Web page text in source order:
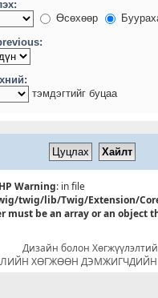
Өсөхөөр
тэмдэгтийг буцаа
Warning: in file
twig/lib/Twig/Extension/
must be an array or an object
Дизайн болон
ХӨГЖӨӨН ДЭМЖИГЧДИЙН